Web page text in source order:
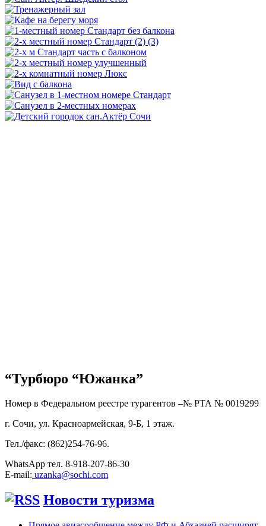
“Турбюро “Южанка”
Номер в Федеральном реестре турагентов –№ РТА № 0019299
г. Сочи, ул. Красноармейская, 9-Б, 1 этаж.
Тел./факс: (862)254-76-96.
WhatsApp тел. 8-918-207-86-30
E-mail: uzanka@sochi.com
Новости туризма